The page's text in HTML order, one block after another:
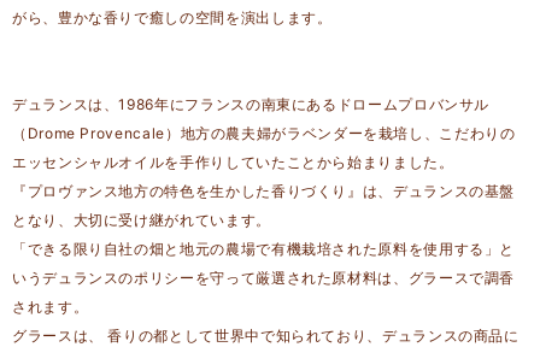
がら、豊かな香りで癒しの空間を演出します。
デュランスは、1986年にフランスの南東にあるドロームプロバンサル
（Drome Provencale）地方の農夫婦がラベンダーを栽培し、こだわりの
エッセンシャルオイルを手作りしていたことから始まりました。
『プロヴァンス地方の特色を生かした香りづくり』は、デュランスの基盤
となり、大切に受け継がれています。
「できる限り自社の畑と地元の農場で有機栽培された原料を使用する」と
いうデュランスのポリシーを守って厳選された原材料は、グラースで調香
されます。
グラースは、 香りの都として世界中で知られており、デュランスの商品に